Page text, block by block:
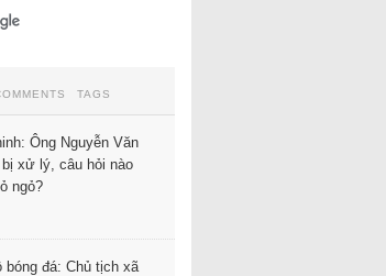
TAGS
Ông Nguyễn Văn
bị xử lý, câu hỏi nào
ngỏ?
bóng đá: Chủ tịch xã